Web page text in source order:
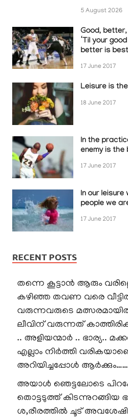
5 August 2026
Good,
‘Til your
better is
17 June 2017
Leisure is
18 June 2017
In the
enemy is
17 June 2017
In our
people we
17 June 2017
RECENT POSTS
തന്നെ കൂട്ടാൻ ആരും
കഴിഞ്ഞ തവണ വരെ
വരുന്നവരുടെ
ലീവിന് വരുന്നത്
.. അളിയന്മാർ .. ഭാര്യ..
എല്ലാം നിർത്തി
അറിയിച്ചപ്പോൾ ആർക്കും……
അയാൾ ഞെട്ടലോടെ
തൊട്ടടുത്ത് കിടന്നുറങ്ങിയ
ശ,രീരത്തിൽ ചൂട്